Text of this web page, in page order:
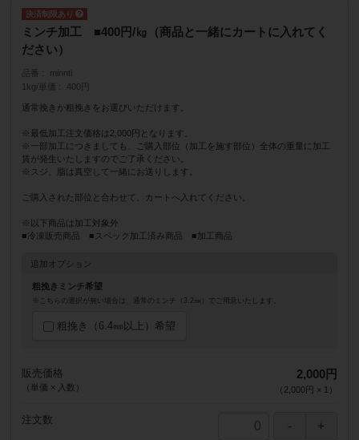
ミンチ加工 ■400円/㎏（商品と一緒にカートに入れてく
ださい）
品番
minnti
1kg/単価
400円
通常挽きか粗挽きをお選びいただけます。
※最低加工注文価格は2,000円となります。
※一部加工につきましても、ご購入部位（加工を施す部位）全体の重量に加工
賃が発生いたしますのでご了承ください。
※スジ、脂は真空して一緒にお送りします。
ご購入された部位と合わせて、カートへ入れてください。
※以下商品は加工対象外
■冷凍販売商品 ■スペック加工済み商品 ■加工商品
追加オプション
粗挽きミンチ希望
※こちらの選択が無い場合は、通常のミンチ（3.2㎜）でご用意いたします。
粗挽き（6.4㎜以上）希望
販売価格
（単価 × 入数）
2,000円
（ 2,000円 × 1 ）
注文数